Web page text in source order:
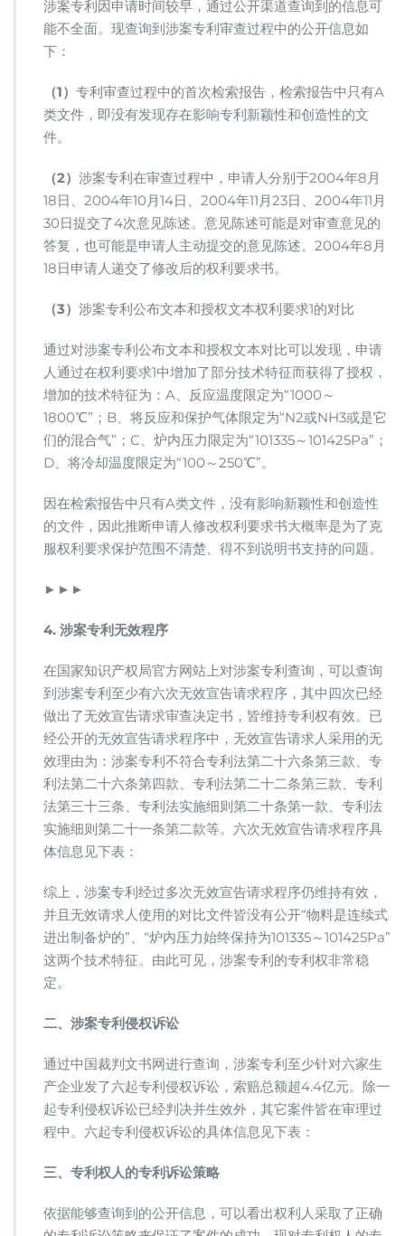
涉案专利因申请时间较早，通过公开渠道查询到的信息可
能不全面。现查询到涉案专利审查过程中的公开信息如
下：
（1） 专利审查过程中的首次检索报告，检索报告中只有A
类文件，即没有发现存在影响专利新颖性和创造性的文
件。
（2） 涉案专利在审查过程中，申请人分别于2004年8月
18日、2004年10月14日、2004年11月23日、2004年11月
30日提交了4次意见陈述。意见陈述可能是对审查意见的
答复，也可能是申请人主动提交的意见陈述。2004年8月
18日申请人递交了修改后的权利要求书。
（3） 涉案专利公布文本和授权文本权利要求1的对比
通过对涉案专利公布文本和授权文本对比可以发现，申请
人通过在权利要求1中增加了部分技术特征而获得了授权，
增加的技术特征为：A、反应温度限定为“1000～
1800℃”；B、将反应和保护气体限定为“N2或NH3或是它
们的混合气”；C、炉内压力限定为“101335～101425Pa”；
D、将冷却温度限定为“100～250℃”。
因在检索报告中只有A类文件，没有影响新颖性和创造性
的文件，因此推断申请人修改权利要求书大概率是为了克
服权利要求保护范围不清楚、得不到说明书支持的问题。
►►►
4. 涉案专利无效程序
在国家知识产权局官方网站上对涉案专利查询，可以查询
到涉案专利至少有六次无效宣告请求程序，其中四次已经
做出了无效宣告请求审查决定书，皆维持专利权有效。已
经公开的无效宣告请求程序中，无效宣告请求人采用的无
效理由为：涉案专利不符合专利法第二十六条第三款、专
利法第二十六条第四款、专利法第二十二条第三款、专利
法第三十三条、专利法实施细则第二十条第一款、专利法
实施细则第二十一条第二款等。六次无效宣告请求程序具
体信息见下表：
综上，涉案专利经过多次无效宣告请求程序仍维持有效，
并且无效请求人使用的对比文件皆没有公开“物料是连续式
进出制备炉的”、“炉内压力始终保持为101335～101425Pa”
这两个技术特征。由此可见，涉案专利的专利权非常稳
定。
二、涉案专利侵权诉讼
通过中国裁判文书网进行查询，涉案专利至少针对六家生
产企业发了六起专利侵权诉讼，索赔总额超4.4亿元。除一
起专利侵权诉讼已经判决并生效外，其它案件皆在审理过
程中。六起专利侵权诉讼的具体信息见下表：
三、专利权人的专利诉讼策略
依据能够查询到的公开信息，可以看出权利人采取了正确